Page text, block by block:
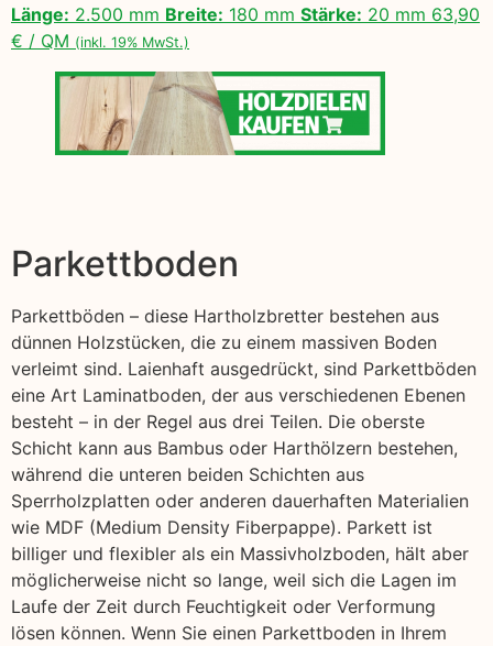
Länge: 2.500 mm Breite: 180 mm Stärke: 20 mm 63,90
€ / QM (inkl. 19% MwSt.)
Parkettboden
Parkettböden – diese Hartholzbretter bestehen aus
dünnen Holzstücken, die zu einem massiven Boden
verleimt sind. Laienhaft ausgedrückt, sind Parkettböden
eine Art Laminatboden, der aus verschiedenen Ebenen
besteht – in der Regel aus drei Teilen. Die oberste
Schicht kann aus Bambus oder Harthölzern bestehen,
während die unteren beiden Schichten aus
Sperrholzplatten oder anderen dauerhaften Materialien
wie MDF (Medium Density Fiberpappe). Parkett ist
billiger und flexibler als ein Massivholzboden, hält aber
möglicherweise nicht so lange, weil sich die Lagen im
Laufe der Zeit durch Feuchtigkeit oder Verformung
lösen können. Wenn Sie einen Parkettboden in Ihrem